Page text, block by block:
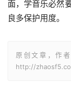
面，学音乐必然
良多保护用度。
原创文章，作
http://